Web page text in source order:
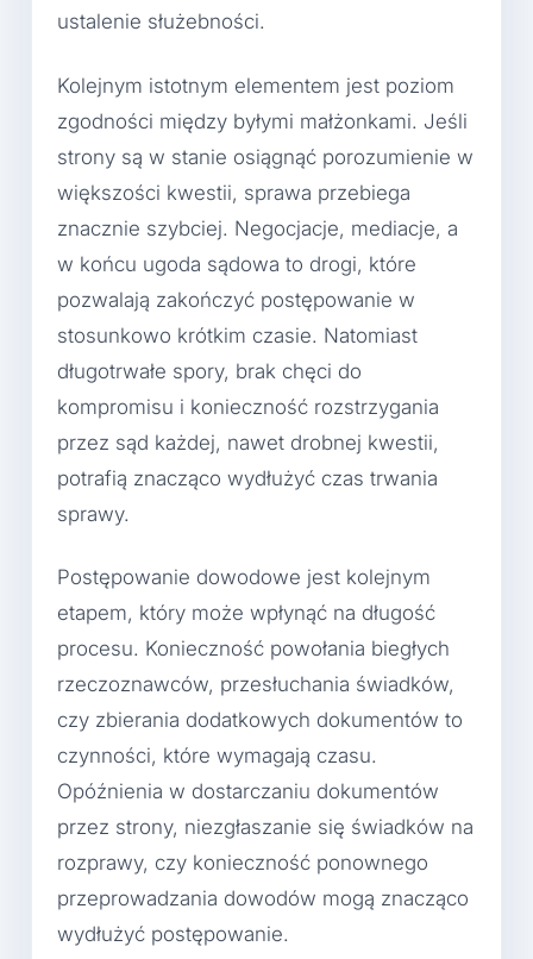
ustalenie służebności.
Kolejnym istotnym elementem jest poziom
zgodności między byłymi małżonkami. Jeśli
strony są w stanie osiągnąć porozumienie w
większości kwestii, sprawa przebiega
znacznie szybciej. Negocjacje, mediacje, a
w końcu ugoda sądowa to drogi, które
pozwalają zakończyć postępowanie w
stosunkowo krótkim czasie. Natomiast
długotrwałe spory, brak chęci do
kompromisu i konieczność rozstrzygania
przez sąd każdej, nawet drobnej kwestii,
potrafią znacząco wydłużyć czas trwania
sprawy.
Postępowanie dowodowe jest kolejnym
etapem, który może wpłynąć na długość
procesu. Konieczność powołania biegłych
rzeczoznawców, przesłuchania świadków,
czy zbierania dodatkowych dokumentów to
czynności, które wymagają czasu.
Opóźnienia w dostarczaniu dokumentów
przez strony, niezgłaszanie się świadków na
rozprawy, czy konieczność ponownego
przeprowadzania dowodów mogą znacząco
wydłużyć postępowanie.